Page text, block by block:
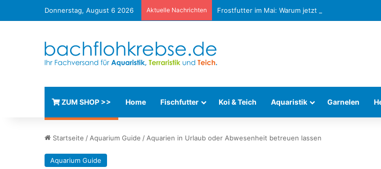
Donnerstag, August 6 2026 Aktuelle Nachrichten Frostfutter im Mai: Warum jetzt die wichtigste
ZUM SHOP >> Home Fischfutter Koi & Teich Aquaristik Garnelen
Startseite / Aquarium Guide / Aquarien in Urlaub oder Abwesenheit betreuen lassen
Aquarium Guide